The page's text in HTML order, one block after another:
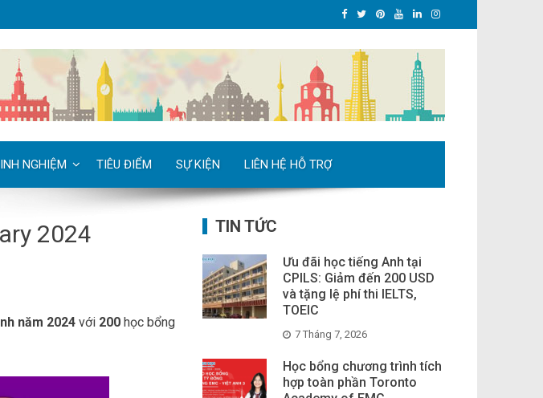
NGHIỆM TIÊU ĐIỂM SỰ KIỆN LIÊN HỆ HỖ TRỢ
2024
năm 2024 với 200 học bổng
TIN TỨC
Ưu đãi học tiếng Anh tại
CPILS: Giảm đến 200 USD
và tặng lệ phí thi IELTS,
TOEIC
7 Tháng 7, 2026
Học bổng chương trình tích
hợp toàn phần Toronto